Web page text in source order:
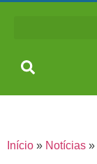
Início » Notícias »